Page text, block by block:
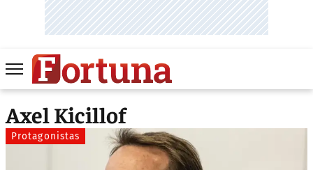
Axel Kicillof
Protagonistas